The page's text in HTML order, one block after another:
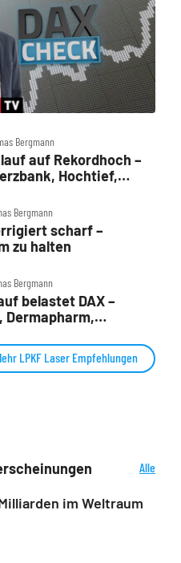
Bergmann
auf Rekordhoch –
Hochtief,
Bergmann
scharf –
zu halten
Bergmann
belastet DAX –
Dermapharm,
im Check
LPKF Laser Empfehlungen
Alle
im Weltraum